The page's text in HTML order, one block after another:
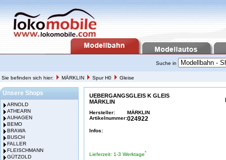
Suche in
Sie befinden sich hier: MÄRKLIN Spur H0 Gleise
Unsere Shops
ARNOLD
ATHEARN
AUHAGEN
BEMO
BRAWA
BUSCH
FALLER
FLEISCHMANN
GÜTZOLD
UEBERGANGSGLEIS K GLEIS
MÄRKLIN
Hersteller:
MÄRKLIN
Artikelnummer:024922
Infos:
Lieferzeit: 1-3 Werktage*